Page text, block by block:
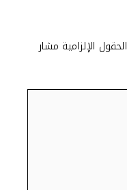
الحقول الإلزامية مشار